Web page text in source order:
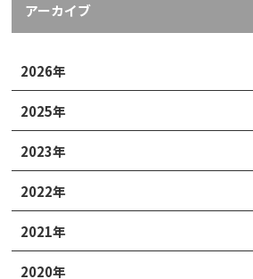
アーカイブ
2026年
2025年
2023年
2022年
2021年
2020年